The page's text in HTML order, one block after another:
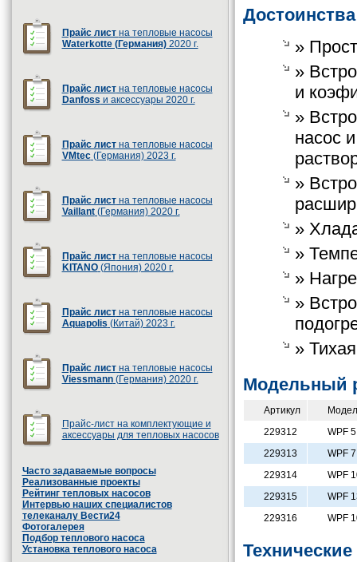
Прайс лист на тепловые насосы
Waterkotte (Германия)2020 г.
Прайс листна тепловые насосы
Danfoss и аксессуары 2020 г.
Прайс листна тепловые насосы
VMtec(Германия) 2023 г.
Прайс листна тепловые насосы
Vaillant(Германия) 2020 г.
Прайс листна тепловые насосы
KITANO(Япония) 2020 г.
Прайс листна тепловые насосы
Aquapolis (Китай) 2023 г.
Прайс листна тепловые насосы
Viessmann(Германия) 2020 г.
Прайс-лист на комплектующие и
аксессуары для тепловых насосов
Часто задаваемые вопросы
Реализованные проекты
Рейтинг тепловых насосов
Интервью наших специалистов
телеканалу Вести24
Фотогалерея
Подбор теплового насоса
Установка теплового насоса
»
»
и
»
насос
»
»
»
»
»
»
Модельный
Артикул
229312
WPF
229313
WPF
229314
WPF
229315
WPF
229316
WPF